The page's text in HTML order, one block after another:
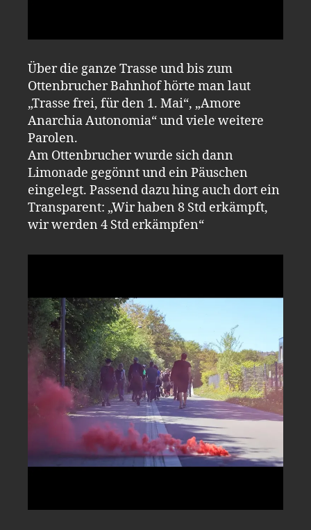
Über die ganze Trasse und bis zum
Ottenbrucher Bahnhof hörte man laut
„Trasse frei, für den 1. Mai“, „Amore
Anarchia Autonomia“ und viele weitere
Parolen.
Am Ottenbrucher wurde sich dann
Limonade gegönnt und ein Päuschen
eingelegt. Passend dazu hing auch dort ein
Transparent: „Wir haben 8 Std erkämpft,
wir werden 4 Std erkämpfen“